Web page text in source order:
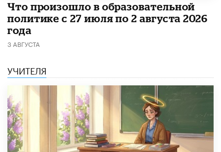
​Что произошло в образовательной
политике с 27 июля по 2 августа 2026
года
3 АВГУСТА
УЧИТЕЛЯ